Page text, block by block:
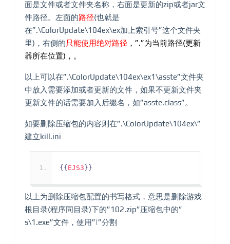
面是文件或者文件夹名称，右面是更新的zip或者jar文
件路径。左面的路径(也就是
在”.\ColorUpdate\104ex\ex加上索引号”这个文件夹
里)，右侧的只能使用绝对路径 ，”.”为当前路径(更新
器所在位置)，。
以上可以在”.\ColorUpdate\104ex\ex1\asste”文件夹
中放入需要添加或者更新的文件，如果不更新文件夹
更新文件的话需要加入后缀名，如”asste.class”。
如要删除压缩包的内容则在”.\ColorUpdate\104ex\”
建立kill.ini
{{ EJS3 }}
以上为删除压缩包配置的书写格式，意思是删除游戏
根目录(程序同目录)下的”102.zip”压缩包中的”
s\1.exe”文件，使用”|”分割